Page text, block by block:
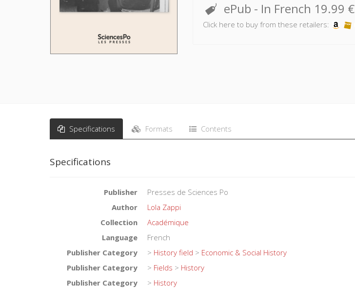
ePub - In French 19.99 €
Click here to buy from these retailers:
Specifications Formats Contents
Specifications
Publisher
Presses de Sciences Po
Author
Lola Zappi
Collection
Académique
Language
French
Publisher Category
> History field > Economic & Social History
Publisher Category
> Fields > History
Publisher Category
> History